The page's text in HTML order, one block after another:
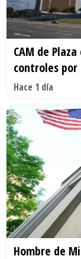
CAM de
controles por
Hace 1 día
Hombre de